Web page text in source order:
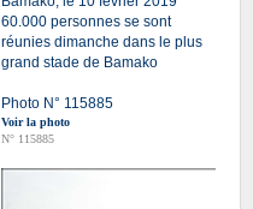
60.000 personnes se sont
réunies dimanche dans le plus
grand stade de Bamako
Photo N° 115885
Voir la photo
N° 115885